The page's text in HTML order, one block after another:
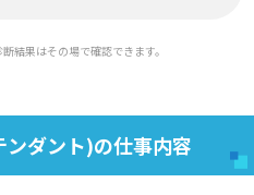
結果はその場で確認できます。
ダント)の仕事内容